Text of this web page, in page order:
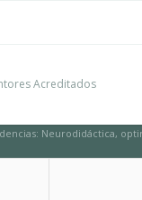
Acreditados
Neurodidáctica,